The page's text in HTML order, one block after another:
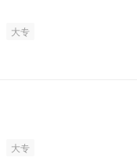
大专
大专